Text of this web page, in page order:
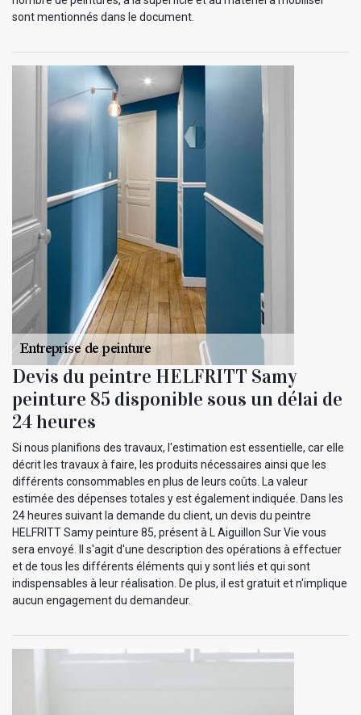
sont mentionnés dans le document.
Devis du peintre HELFRITT Samy
peinture 85 disponible sous un délai de
24 heures
Si nous planifions des travaux, l'estimation est essentielle, car elle
décrit les travaux à faire, les produits nécessaires ainsi que les
différents consommables en plus de leurs coûts. La valeur
estimée des dépenses totales y est également indiquée. Dans les
24 heures suivant la demande du client, un devis du peintre
HELFRITT Samy peinture 85, présent à L Aiguillon Sur Vie vous
sera envoyé. Il s'agit d'une description des opérations à effectuer
et de tous les différents éléments qui y sont liés et qui sont
indispensables à leur réalisation. De plus, il est gratuit et n'implique
aucun engagement du demandeur.